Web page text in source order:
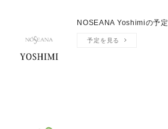
NOSEANA Yoshimiの予定
予定を見る